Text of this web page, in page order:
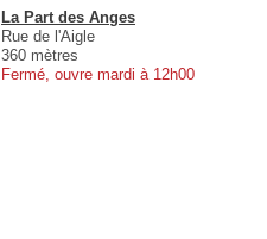
La Part des Anges
Rue de l'Aigle
360 mètres
Fermé, ouvre mardi à 12h00